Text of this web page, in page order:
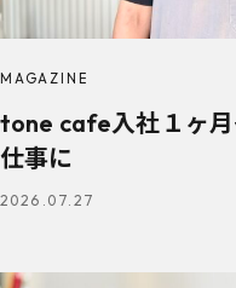
MAGAZINE
tone cafe入社１ヶ
仕事に
2026.07.27